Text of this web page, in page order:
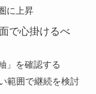
に上昇
で心掛けるべ
」を確認する
範囲で継続を検討